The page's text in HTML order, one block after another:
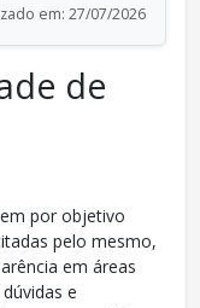
em: 27/07/2026
de
por objetivo
pelo mesmo,
em áreas
e